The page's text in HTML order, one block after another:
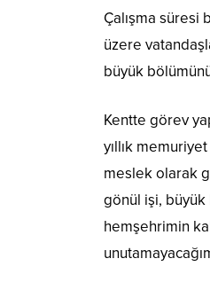
Çalışma süresi
üzere
büyük
Kentte görev
yıllık
meslek olarak
gönül işi, büyük
hemşehrimin